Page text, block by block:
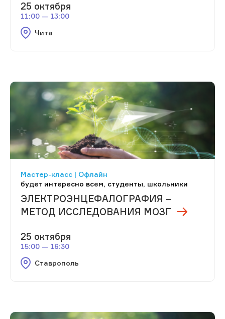
25 октября
11:00 — 13:00
Чита
Мастер-класс | Офлайн
будет интересно всем, студенты, школьники
ЭЛЕКТРОЭНЦЕФАЛОГРАФИЯ –
МЕТОД ИССЛЕДОВАНИЯ МОЗГ
25 октября
15:00 — 16:30
Ставрополь